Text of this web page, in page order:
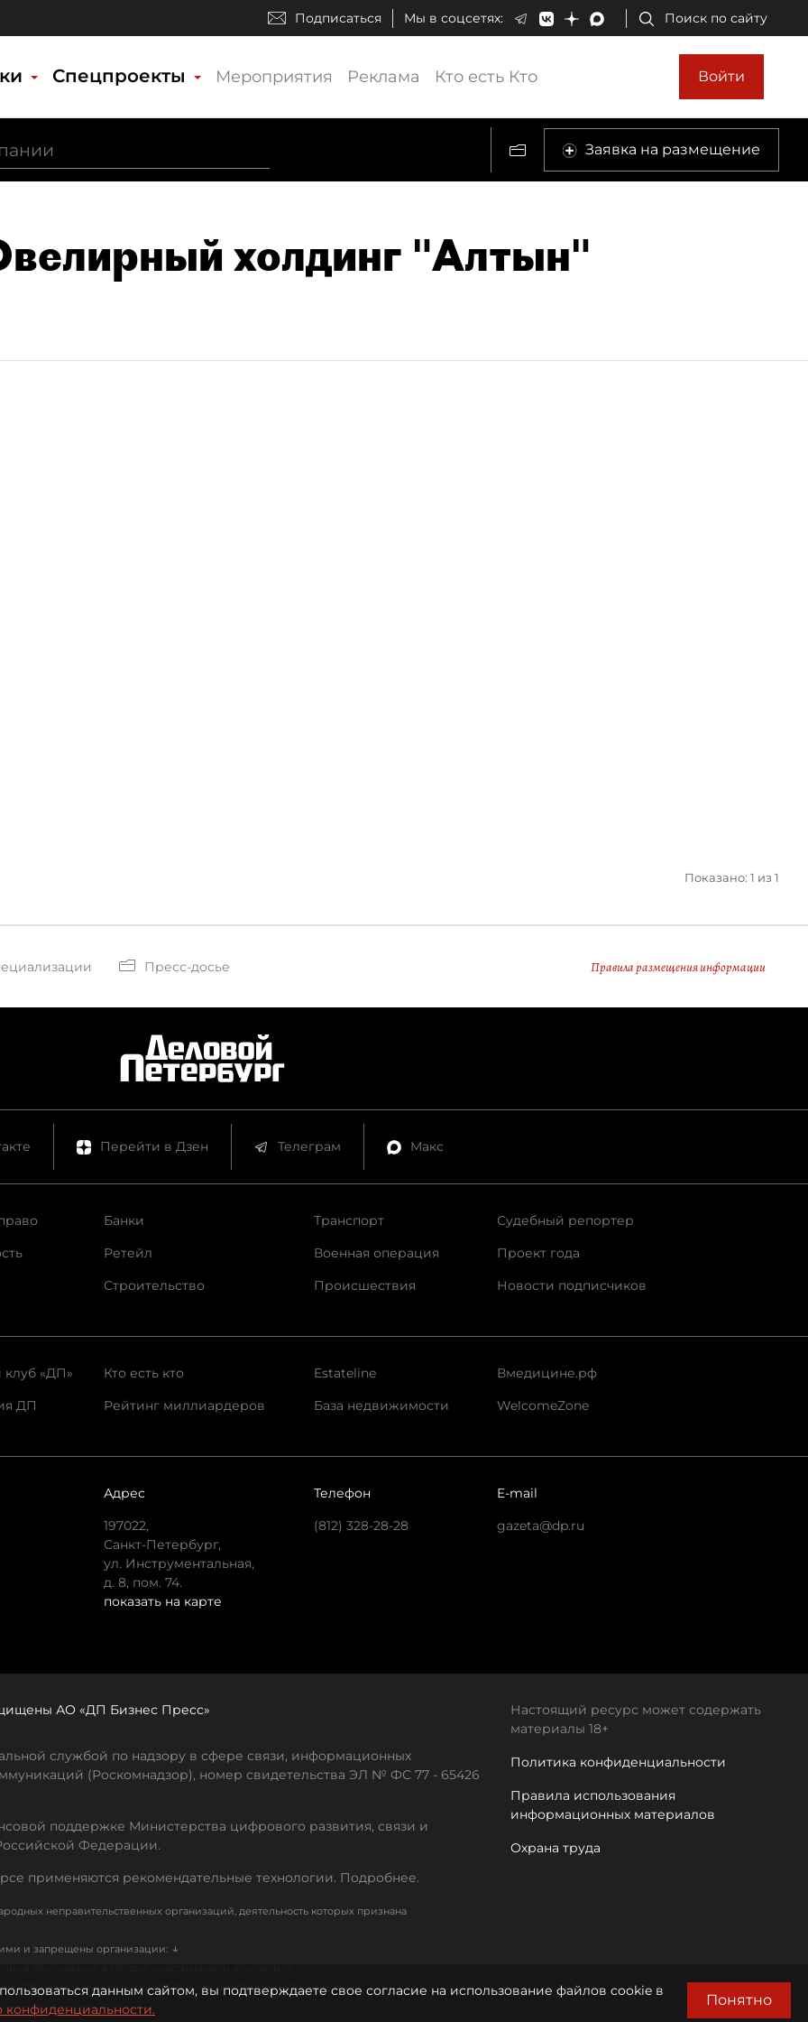
Подписаться Мы в соцсетях: Поиск по сайту
Спецпроекты Мероприятия Реклама Кто есть Кто Войти
Заявка на размещение
холдинг "Алтын"
Показано: 1 из 1
Пресс-досье Правила размещения информации
Перейти в Дзен Телеграм Макс
Банки
Ретейл
Строительство
Транспорт
Военная операция
Происшествия
Судебный репортер
Проект года
Новости подписчиков
клуб «ДП»
ДП
Кто есть кто
Рейтинг миллиардеров
Estateline
База недвижимости
Вмедицине.рф
WelcomeZone
Адрес
197022,
Санкт-Петербург,
ул. Инструментальная,
д. 8, пом. 74.
показать на карте
Телефон
(812) 328-28-28
E-mail
gazeta@dp.ru
АО «ДП Бизнес Пресс»
службой по надзору в сфере связи, информационных
(Роскомнадзор), номер свидетельства ЭЛ № ФС 77 - 65426
поддержке Министерства цифрового развития, связи и
Федерации.
применяются рекомендательные технологии. Подробнее.
неправительственных организаций, деятельность которых признана
и запрещены организации: ↓
и международных, признанных террористическими↓
Настоящий ресурс может содержать
материалы 18+
Политика конфиденциальности
Правила использования
информационных материалов
Охрана труда
данным сайтом, вы подтверждаете свое согласие на использование файлов cookie в
конфиденциальности.
Понятно